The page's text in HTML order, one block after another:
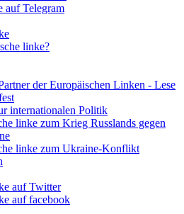
auf Telegram
linke?
der Europäischen Linken - Lese
internationalen Politik
linke zum Krieg Russlands gegen
linke zum Ukraine-Konflikt
auf Twitter
auf facebook